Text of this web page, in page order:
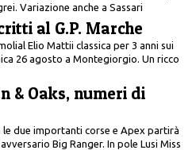
Variazione anche a Sassari
al G.P. Marche
Elio Mattii classica per 3 anni sui
26 agosto a Montegiorgio. Un ricco
& Oaks, numeri di
le due importanti corse e Apex partirà
Big Ranger. In pole Lusi Miss